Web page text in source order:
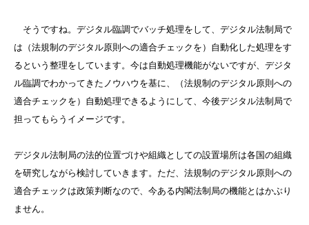
そうですね。デジタル臨調でバッチ処理をして、デジタル法制局で
は（法規制のデジタル原則への適合チェックを）自動化した処理をす
るという整理をしています。今は自動処理機能がないですが、デジタ
ル臨調でわかってきたノウハウを基に、（法規制のデジタル原則への
適合チェックを）自動処理できるようにして、今後デジタル法制局で
担ってもらうイメージです。
デジタル法制局の法的位置づけや組織としての設置場所は各国の組織
を研究しながら検討していきます。ただ、法規制のデジタル原則への
適合チェックは政策判断なので、今ある内閣法制局の機能とはかぶり
ません。